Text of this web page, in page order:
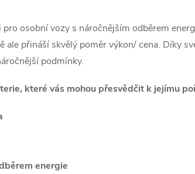
osobní vozy s náročnějším odběrem
ale přináší skvělý poměr výkon/ cena. Díky
podmínky.
které vás mohou přesvědčit k jejímu
energie